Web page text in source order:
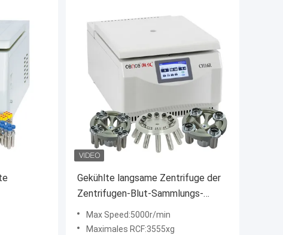
4 *
Gekühlte langsame Zentrifuge der
Zentrifugen-Blut-Sammlungs-
CH16R mit Schwingen-Rotor
Max Speed:5000r/min
Maximales RCF:3555xg